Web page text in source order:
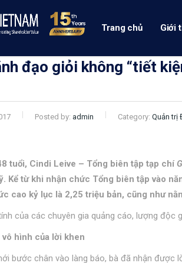
Trang chủ Giới
đạo giỏi không “tiết
Posted by: admin Category: Quản trị
tuổi, Cindi Leive – Tổng biên tập tạp chí
Kể từ khi nhận chức Tổng biên tập vào
cao kỷ lục là 2,25 triệu bản, cũng như
của các chuyên gia quảng cáo, lượng độc
hình của lời khen
bước chân vào làng báo, bà đã nhận được